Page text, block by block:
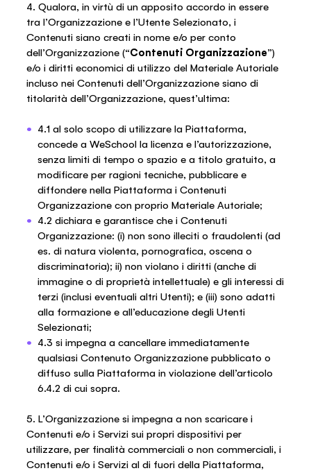
4. Qualora, in virtù di un apposito accordo in essere
tra l’Organizzazione e l’Utente Selezionato, i
Contenuti siano creati in nome e/o per conto
dell’Organizzazione (“Contenuti Organizzazione”)
e/o i diritti economici di utilizzo del Materiale Autoriale
incluso nei Contenuti dell’Organizzazione siano di
titolarità dell’Organizzazione, quest’ultima:
4.1 al solo scopo di utilizzare la Piattaforma,
concede a WeSchool la licenza e l’autorizzazione,
senza limiti di tempo o spazio e a titolo gratuito, a
modificare per ragioni tecniche, pubblicare e
diffondere nella Piattaforma i Contenuti
Organizzazione con proprio Materiale Autoriale;
4.2 dichiara e garantisce che i Contenuti
Organizzazione: (i) non sono illeciti o fraudolenti (ad
es. di natura violenta, pornografica, oscena o
discriminatoria); ii) non violano i diritti (anche di
immagine o di proprietà intellettuale) e gli interessi di
terzi (inclusi eventuali altri Utenti); e (iii) sono adatti
alla formazione e all’educazione degli Utenti
Selezionati;
4.3 si impegna a cancellare immediatamente
qualsiasi Contenuto Organizzazione pubblicato o
diffuso sulla Piattaforma in violazione dell’articolo
6.4.2 di cui sopra.
5. L’Organizzazione si impegna a non scaricare i
Contenuti e/o i Servizi sui propri dispositivi per
utilizzare, per finalità commerciali o non commerciali, i
Contenuti e/o i Servizi al di fuori della Piattaforma,